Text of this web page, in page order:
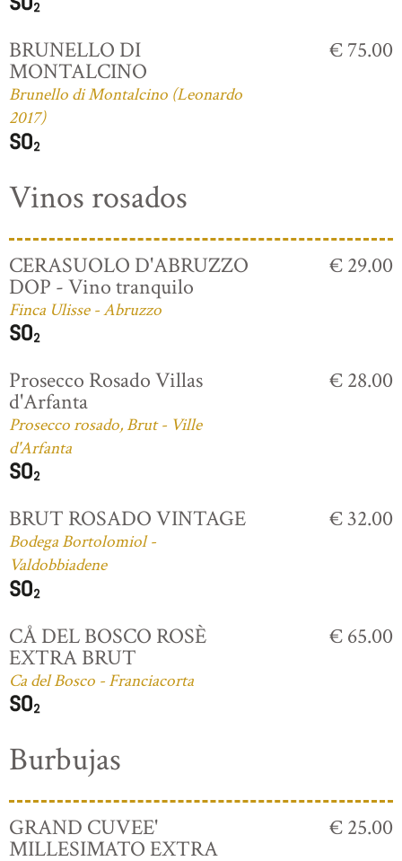
BRUNELLO DI
MONTALCINO
Brunello di Montalcino (Leonardo
2017)
€ 75.00
Vinos rosados
CERASUOLO D'ABRUZZO
DOP - Vino tranquilo
Finca Ulisse - Abruzzo
€ 29.00
Prosecco Rosado Villas
d'Arfanta
Prosecco rosado, Brut - Ville
d'Arfanta
€ 28.00
BRUT ROSADO VINTAGE
Bodega Bortolomiol -
Valdobbiadene
€ 32.00
CÅ DEL BOSCO ROSÈ
EXTRA BRUT
Ca del Bosco - Franciacorta
€ 65.00
Burbujas
GRAND CUVEE'
MILLESIMATO EXTRA
€ 25.00